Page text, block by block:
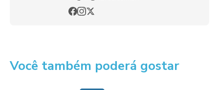
Você também poderá gostar